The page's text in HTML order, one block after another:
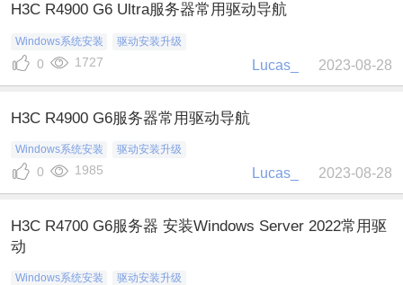
H3C R4900 G6 Ultra服务器常用驱动导航
Windows系统安装 驱动安装升级
Lucas_ 2023-08-28
0 1727
H3C R4900 G6服务器常用驱动导航
Windows系统安装 驱动安装升级
Lucas_ 2023-08-28
0 1985
H3C R4700 G6服务器 安装Windows Server 2022常用驱
动
Windows系统安装 驱动安装升级